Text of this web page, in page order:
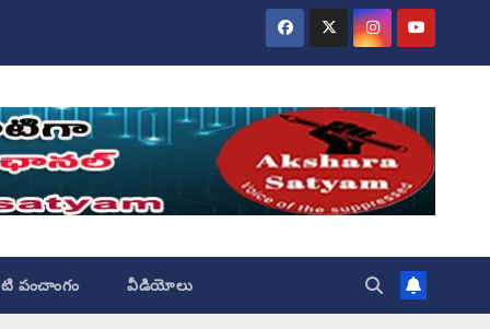
పంచాంగం వీడియోలు